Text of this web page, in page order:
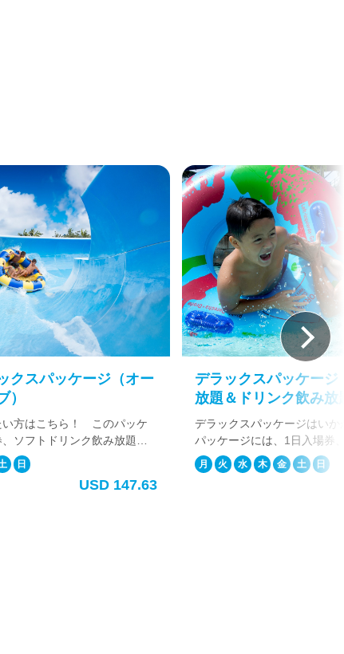
スパッケージ（オー
方はこちら！ このパッケ
フトドリンク飲み放題、
ュッフェランチに加え、ビ
し出しも含まれていま
地区からの往復送迎を追加
日
USD 147.63
デラックスパッケージ
放題＆ドリンク飲み放
ー体験付き）
デラックスパッケージはいか
パッケージには、1日入場券、
放題、フローライダーに加え、
チが含まれています。BBQビ
火 水 木 金 土 日